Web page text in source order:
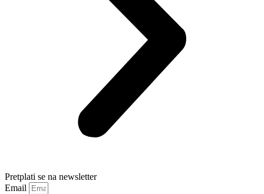
Pretplati se na newsletter
Email